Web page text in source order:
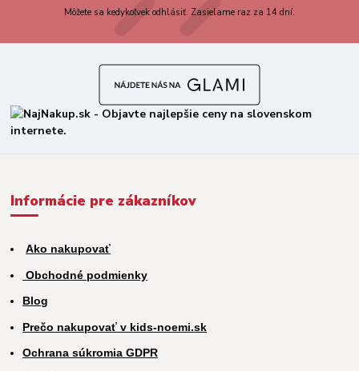
Môžete sa kedykoľvek odhlásiť. Zasielame raz za 14 dní.
Informácie pre zákazníkov
Ako nakupovať
Obchodné podmienky
Blog
Prečo nakupovať v kids-noemi.sk
Ochrana súkromia GDPR